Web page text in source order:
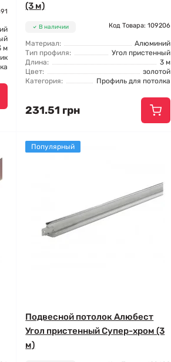
м
(3 м)
В наличии Код Товара: 109206
Материал:
Алюминий
Тип профиля:
Угол пристенный
Длина:
3 м
Цвет:
золотой
Категория:
Профиль для потолка
231.51 грн
Популярный
Подвесной потолок Алюбест
Угол пристенный Супер-хром (3
м)